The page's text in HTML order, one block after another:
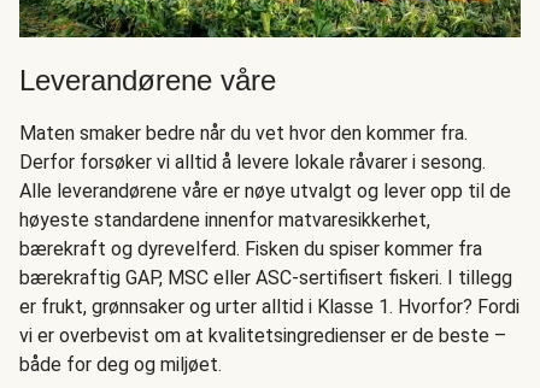
Leverandørene våre
Maten smaker bedre når du vet hvor den kommer fra.
Derfor forsøker vi alltid å levere lokale råvarer i sesong.
Alle leverandørene våre er nøye utvalgt og lever opp til de
høyeste standardene innenfor matvaresikkerhet,
bærekraft og dyrevelferd. Fisken du spiser kommer fra
bærekraftig GAP, MSC eller ASC-sertifisert fiskeri. I tillegg
er frukt, grønnsaker og urter alltid i Klasse 1. Hvorfor? Fordi
vi er overbevist om at kvalitetsingredienser er de beste –
både for deg og miljøet.